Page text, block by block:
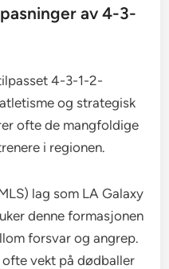
av 4-3-
4-3-1-2-
og strategisk
ofte de mangfoldige
i regionen.
lag som LA Galaxy
denne formasjonen
forsvar og angrep.
vekt på dødballer